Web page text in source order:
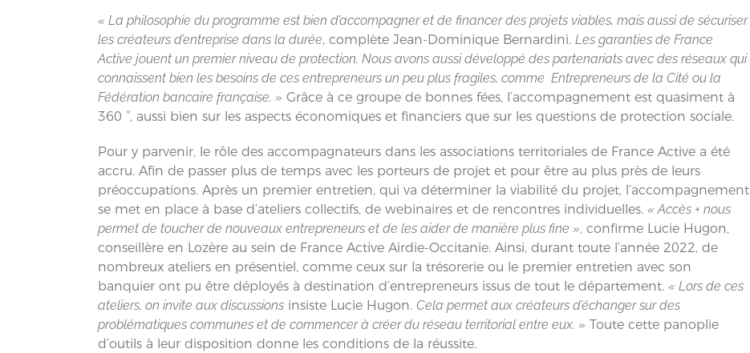
« La philosophie du programme est bien d’accompagner et de financer des projets viables, mais aussi de sécuriser
les créateurs d’entreprise dans la durée, complète Jean-Dominique Bernardini. Les garanties de France
Active jouent un premier niveau de protection. Nous avons aussi développé des partenariats avec des réseaux qui
connaissent bien les besoins de ces entrepreneurs un peu plus fragiles, comme Entrepreneurs de la Cité ou la
Fédération bancaire française. » Grâce à ce groupe de bonnes fées, l’accompagnement est quasiment à
360 °, aussi bien sur les aspects économiques et financiers que sur les questions de protection sociale.
Pour y parvenir, le rôle des accompagnateurs dans les associations territoriales de France Active a été
accru. Afin de passer plus de temps avec les porteurs de projet et pour être au plus près de leurs
préoccupations. Après un premier entretien, qui va déterminer la viabilité du projet, l’accompagnement
se met en place à base d’ateliers collectifs, de webinaires et de rencontres individuelles. « Accès + nous
permet de toucher de nouveaux entrepreneurs et de les aider de manière plus fine », confirme Lucie Hugon,
conseillère en Lozère au sein de France Active Airdie-Occitanie. Ainsi, durant toute l’année 2022, de
nombreux ateliers en présentiel, comme ceux sur la trésorerie ou le premier entretien avec son
banquier ont pu être déployés à destination d’entrepreneurs issus de tout le département. « Lors de ces
ateliers, on invite aux discussions insiste Lucie Hugon. Cela permet aux créateurs d’échanger sur des
problématiques communes et de commencer à créer du réseau territorial entre eux. » Toute cette panoplie
d’outils à leur disposition donne les conditions de la réussite.